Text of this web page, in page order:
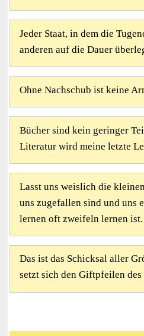
Jeder Staat, in dem die
anderen auf die Dauer
Ohne Nachschub ist keine
Bücher sind kein geringer
Literatur wird meine letzte
Lasst uns weislich die
uns zugefallen sind und uns
lernen oft zweifeln lernen ist.
Das ist das Schicksal aller
setzt sich den Giftpfeilen des